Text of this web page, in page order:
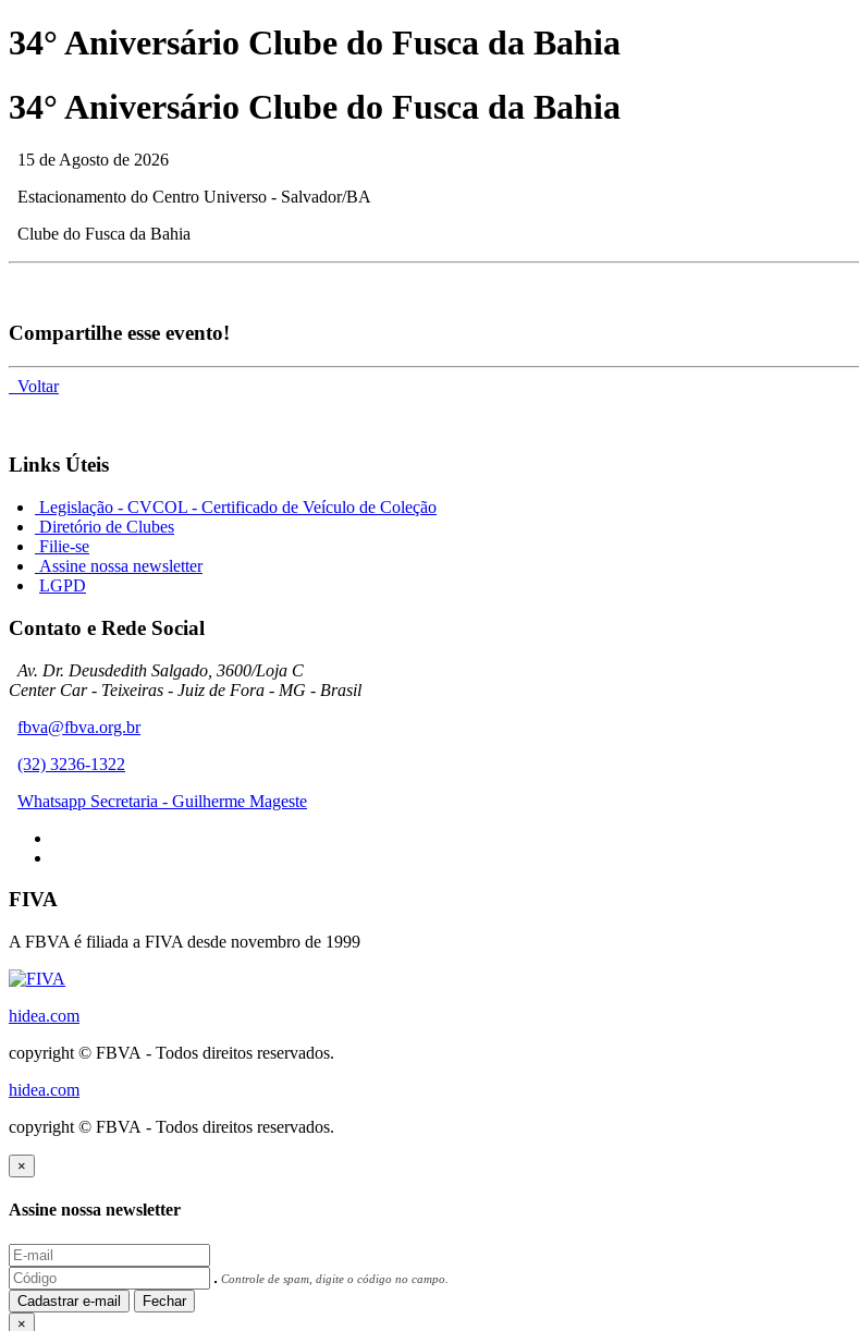
34° Aniversário Clube do Fusca da Bahia
34° Aniversário Clube do Fusca da Bahia
15 de Agosto de 2026
Estacionamento do Centro Universo - Salvador/BA
Clube do Fusca da Bahia
Compartilhe esse evento!
Voltar
Links Úteis
Legislação - CVCOL - Certificado de Veículo de Coleção
Diretório de Clubes
Filie-se
Assine nossa newsletter
LGPD
Contato e Rede Social
Av. Dr. Deusdedith Salgado, 3600/Loja C
Center Car - Teixeiras - Juiz de Fora - MG - Brasil
fbva@fbva.org.br
(32) 3236-1322
Whatsapp Secretaria - Guilherme Mageste
FIVA
A FBVA é filiada a FIVA desde novembro de 1999
hidea.com
copyright © FBVA - Todos direitos reservados.
hidea.com
copyright © FBVA - Todos direitos reservados.
×
Assine nossa newsletter
Controle de spam, digite o código no campo.
Cadastrar e-mail
Fechar
×